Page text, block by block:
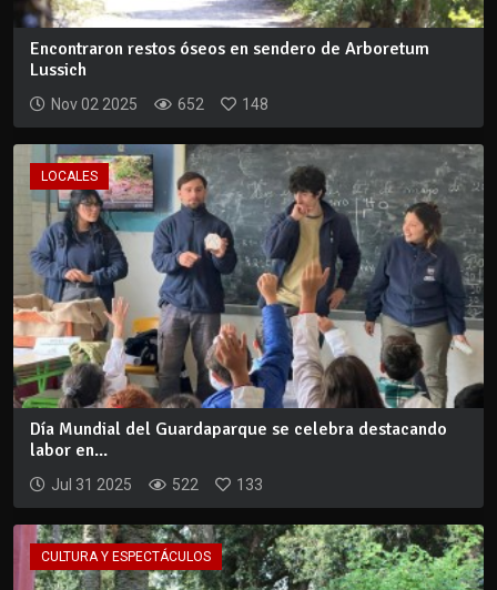
Encontraron restos óseos en sendero de Arboretum
Lussich
Nov 02 2025 652 148
LOCALES
Día Mundial del Guardaparque se celebra destacando
labor en...
Jul 31 2025 522 133
CULTURA Y ESPECTÁCULOS